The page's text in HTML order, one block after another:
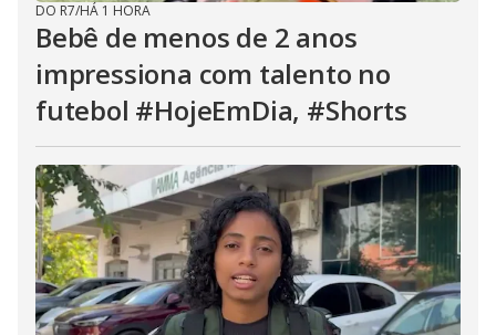
DO R7/HÁ 1 HORA
Bebê de menos de 2 anos
impressiona com talento no
futebol #HojeEmDia, #Shorts